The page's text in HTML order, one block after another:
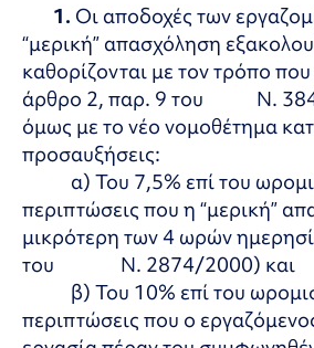
1. Οι αποδοχές των
“μερική” απασχόληση
καθορίζονται με τον τρόπο
άρθρο 2, παρ. 9 του Ν.
όμως με το νέο νομοθέτημα
προσαυξήσεις:
α) Του 7,5% επί του
περιπτώσεις που η “μερική”
μικρότερη των 4 ωρών
του Ν. 2874/2000) και
β) Του 10% επί του
περιπτώσεις που ο